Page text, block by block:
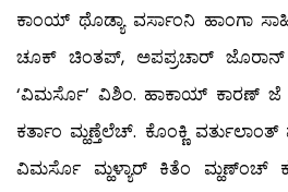
ಕಾಂಯ್ ಥೊಡ್ಯಾ ವರ್ಸಾಂನಿ ಹಾಂಗಾ
ಚೂಕ್ ಚಿಂತಪ್, ಅಪಪ್ರಚಾರ್
‘ವಿಮರ್ಸೊ’ ವಿಶಿಂ. ಹಾಕಾಯ್ ಕಾರಣ್
ಕರ್ತಾಂ ಮ್ಹಣ್ತೆಲೆಚ್. ಕೊಂಕ್ಣಿ ವರ್ತುಲಾಂತ್
ವಿಮರ್ಸೊ ಮ್ಹಳ್ಯಾರ್ ಕಿತೆಂ ಮ್ಹಣ್‍ಂಚ್